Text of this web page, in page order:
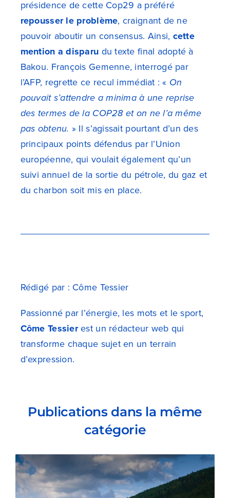
présidence de cette Cop29 a préféré
repousser le problème, craignant de ne
pouvoir aboutir un consensus. Ainsi, cette
mention a disparu du texte final adopté à
Bakou. François Gemenne, interrogé par
l’AFP, regrette ce recul immédiat : « On
pouvait s’attendre a minima à une reprise
des termes de la COP28 et on ne l’a même
pas obtenu. » Il s’agissait pourtant d’un des
principaux points défendus par l’Union
européenne, qui voulait également qu’un
suivi annuel de la sortie du pétrole, du gaz et
du charbon soit mis en place.
Rédigé par : Côme Tessier
Passionné par l’énergie, les mots et le sport,
Côme Tessierest un rédacteur web qui
transforme chaque sujet en un terrain
d’expression.
Publications dans la même
catégorie